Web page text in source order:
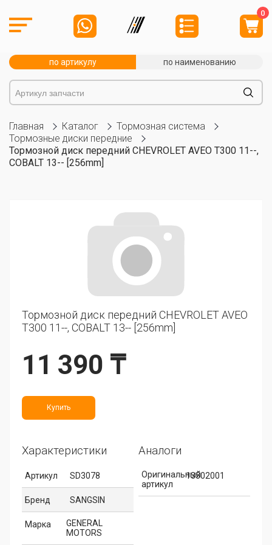
0
по артикулу по наименованию
Главная Каталог
Тормозная система
Тормозные диски передние
Тормозной диск передний CHEVROLET AVEO T300 11--,
COBALT 13-- [256mm]
Тормозной диск передний CHEVROLET AVEO
T300 11--, COBALT 13-- [256mm]
11 390 ₸
Купить
Характеристики
Артикул SD3078
Бренд SANGSIN
Марка
GENERAL
MOTORS
Аналоги
Оригинальный
артикул
13502001